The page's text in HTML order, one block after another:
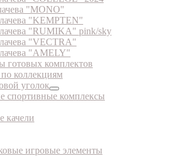
"MONO"
"KEMPTEN"
"RUMIKA" pink/sky
"VECTRA"
"AMELY"
готовых комплектов
коллекциям
уголок
спортивные комплексы
качели
игровые элементы